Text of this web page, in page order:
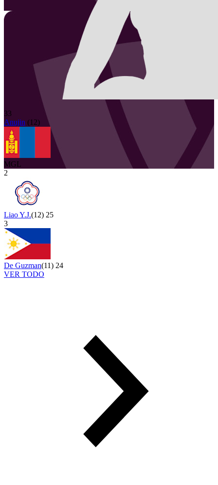
33
Anujin (12)
MGL
2
Liao Y.J.(12) 25
3
De Guzman(11) 24
VER TODO